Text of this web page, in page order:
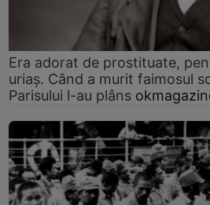
Era adorat de prostituate,
uriaș. Când a murit faimosul
Parisului l-au plâns